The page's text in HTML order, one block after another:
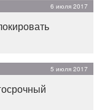
6 июля 2017
5 июля 2017